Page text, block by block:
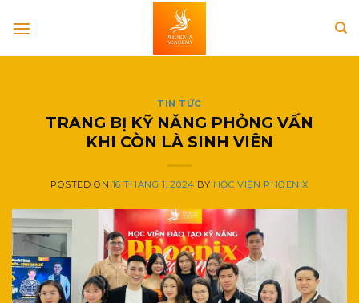
TIN TỨC
TRANG BỊ KỸ NĂNG PHỎNG VẤN
KHI CÒN LÀ SINH VIÊN
POSTED ON 16 THÁNG 1, 2024 BY HỌC VIỆN PHOENIX